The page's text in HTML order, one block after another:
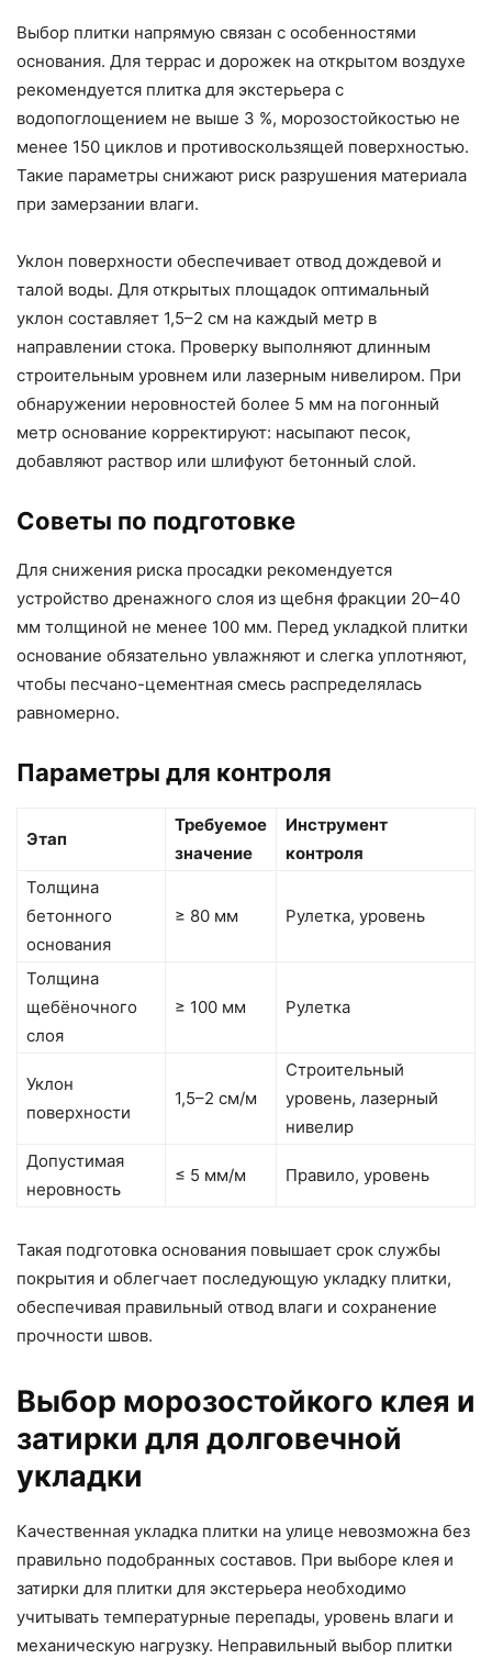
Выбор плитки напрямую связан с особенностями
основания. Для террас и дорожек на открытом воздухе
рекомендуется плитка для экстерьера с
водопоглощением не выше 3 %, морозостойкостью не
менее 150 циклов и противоскользящей поверхностью.
Такие параметры снижают риск разрушения материала
при замерзании влаги.
Уклон поверхности обеспечивает отвод дождевой и
талой воды. Для открытых площадок оптимальный
уклон составляет 1,5–2 см на каждый метр в
направлении стока. Проверку выполняют длинным
строительным уровнем или лазерным нивелиром. При
обнаружении неровностей более 5 мм на погонный
метр основание корректируют: насыпают песок,
добавляют раствор или шлифуют бетонный слой.
Советы по подготовке
Для снижения риска просадки рекомендуется
устройство дренажного слоя из щебня фракции 20–40
мм толщиной не менее 100 мм. Перед укладкой плитки
основание обязательно увлажняют и слегка уплотняют,
чтобы песчано-цементная смесь распределялась
равномерно.
Параметры для контроля
Этап
Требуемое
значение
Инструмент
контроля
Толщина
бетонного
основания
≥ 80 мм Рулетка, уровень
Толщина
щебёночного
слоя
≥ 100 мм Рулетка
Уклон
поверхности
1,5–2 см/м
Строительный
уровень, лазерный
нивелир
Допустимая
неровность
≤ 5 мм/м Правило, уровень
Такая подготовка основания повышает срок службы
покрытия и облегчает последующую укладку плитки,
обеспечивая правильный отвод влаги и сохранение
прочности швов.
Выбор морозостойкого клея и
затирки для долговечной
укладки
Качественная укладка плитки на улице невозможна без
правильно подобранных составов. При выборе клея и
затирки для плитки для экстерьера необходимо
учитывать температурные перепады, уровень влаги и
механическую нагрузку. Неправильный выбор плитки